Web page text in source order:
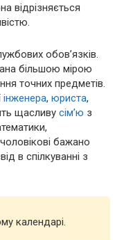
відрізняється
обов’язків.
більшою мірою
точних предметів.
інженера, юриста,
щасливу сім’ю з
бажано
в спілкуванні з
календарі.